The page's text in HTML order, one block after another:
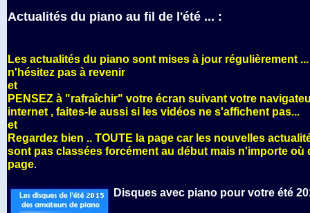
Actualités du piano au fil de l'été ... :
Les actualités du piano sont mises à jour régulièrement ...
n'hésitez pas à revenir
et
PENSEZ à "rafraîchir" votre écran suivant votre
internet , faites-le aussi si les vidéos ne s'affichent pas...
et
Regardez bien .. TOUTE la page car les nouvelles
sont pas classées forcément au début mais n'importe où
page.
Disques avec piano pour votre été